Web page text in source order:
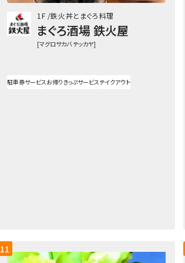
1F 鉄火丼とまぐろ料理
まぐろ酒場 鉄火屋
[マグロサカバ テッカヤ]
駐車券サービスお帰りきっぷサービステイクアウト
11